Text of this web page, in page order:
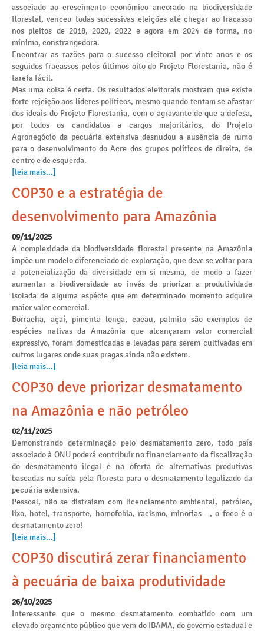
associado ao crescimento econômico ancorado na biodiversidade
florestal, venceu todas sucessivas eleições até chegar ao fracasso
nos pleitos de 2018, 2020, 2022 e agora em 2024 de forma, no
mínimo, constrangedora.
Encontrar as razões para o sucesso eleitoral por vinte anos e os
seguidos fracassos pelos últimos oito do Projeto Florestania, não é
tarefa fácil.
Mas uma coisa é certa. Os resultados eleitorais mostram que existe
forte rejeição aos líderes políticos, mesmo quando tentam se afastar
dos ideais do Projeto Florestania, com o agravante de que a defesa,
por todos os candidatos a cargos majoritários, do Projeto
Agronegócio da pecuária extensiva desnudou a ausência de rumo
para o desenvolvimento do Acre dos grupos políticos de direita, de
centro e de esquerda.
[leia mais...]
COP30 e a estratégia de
desenvolvimento para Amazônia
09/11/2025
A complexidade da biodiversidade florestal presente na Amazônia
impõe um modelo diferenciado de exploração, que deve se voltar para
a potencialização da diversidade em si mesma, de modo a fazer
aumentar a biodiversidade ao invés de priorizar a produtividade
isolada de alguma espécie que em determinado momento adquire
maior valor comercial.
Borracha, açaí, pimenta longa, cacau, palmito são exemplos de
espécies nativas da Amazônia que alcançaram valor comercial
expressivo, foram domesticadas e levadas para serem cultivadas em
outros lugares onde suas pragas ainda não existem.
[leia mais...]
COP30 deve priorizar desmatamento
na Amazônia e não petróleo
02/11/2025
Demonstrando determinação pelo desmatamento zero, todo país
associado à ONU poderá contribuir no financiamento da fiscalização
do desmatamento ilegal e na oferta de alternativas produtivas
baseadas na saída pela floresta para o desmatamento legalizado da
pecuária extensiva.
Pessoal, não se distraiam com licenciamento ambiental, petróleo,
lixo, hotel, transporte, homofobia, racismo, minorias…, o foco é o
desmatamento zero!
[leia mais...]
COP30 discutirá zerar financiamento
à pecuária de baixa produtividade
26/10/2025
Interessante que o mesmo desmatamento combatido com um
elevado orçamento público que vem do IBAMA, do governo estadual e